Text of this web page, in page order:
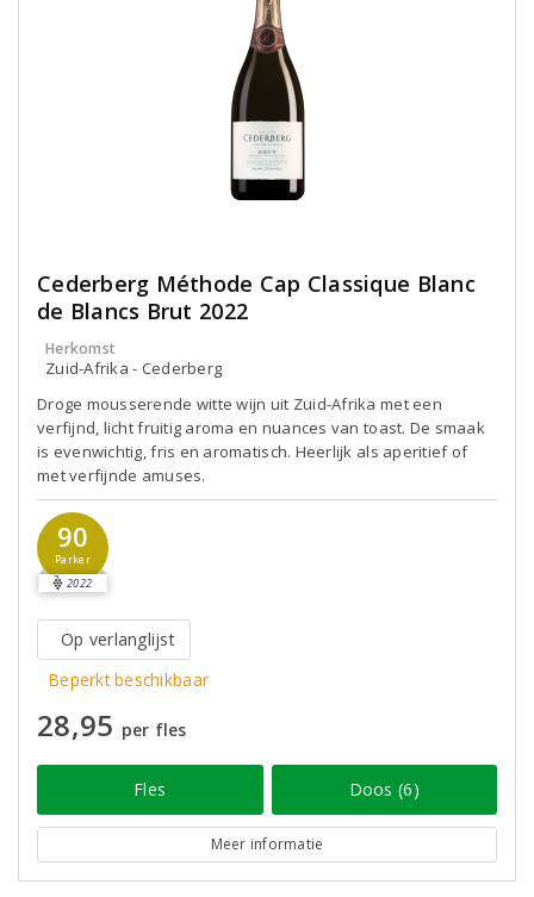
Cederberg Méthode Cap Classique Blanc
de Blancs Brut 2022
Herkomst
Zuid-Afrika - Cederberg
Droge mousserende witte wijn uit Zuid-Afrika met een
verfijnd, licht fruitig aroma en nuances van toast. De smaak
is evenwichtig, fris en aromatisch. Heerlijk als aperitief of
met verfijnde amuses.
90
Parker
2022
Op verlanglijst
Beperkt beschikbaar
28,95 per fles
Fles Doos (6)
Meer informatie